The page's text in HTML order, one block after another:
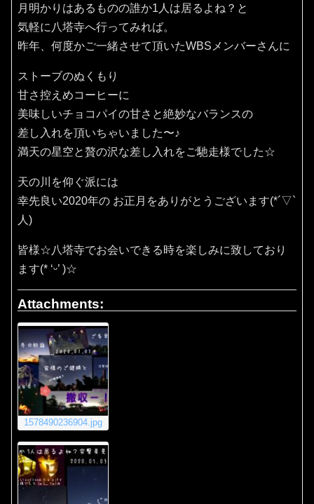
月明かりはあるものの誰か1人は居るよね？と
気軽に八塔寺へ行ってみれば。
昨年、何度かご一緒させて頂いたWBSメンバーさんに
ストーブのぬくもり
甘さ控えめコーヒーに
美味しいチョコパイの甘さと絶妙なバランスの
差し入れを頂いちゃいました〜♪
満天の星空と贅の沢な差し入れをご馳走様でした☆
天の川を仰ぐ派には
幸先良い2020年の お正月をありがとうございます(*´▽`
人)
皆様☆八塔寺でお会いできる時を楽しみに致しており
ます(* ‘ᵕ’ )☆
Attachments:
1578490236904.jpg